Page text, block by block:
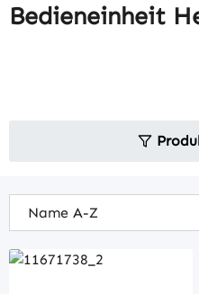
Bedieneinheit